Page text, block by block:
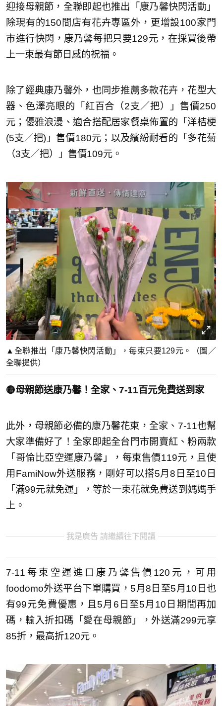
迎接母親節，全聯即起也推出「康乃馨快閃活動」
除現有的150間店有花卉專區外，更增設100家門
市進行快閃，康乃馨每把只要129元，在採買後帶
上一束最有節日感的祝福。
除了經典康乃馨外，也同步推薦多款花卉，花型大
器、色澤亮眼的「紅百合（2支／把）」售價250
元；優雅浪漫、適合搭配居家餐桌佈置的「洋桔梗
(5支／把)」售價180元；以及繽紛耐看的「多花菊
（3支／把）」售價109元。
▲全聯推出「康乃馨快閃活動」，每束只要129元。（圖／
全聯提供）
🟡母親節送康乃馨！全家、7-11百元免費送到家
此外，母親節必備的康乃馨花束，全家、7-11也幫
大家準備好了！全家即起全台門市開賣紅、粉兩款
「哥倫比亞空運康乃馨」，每束售價119元，且使
用FamiNow外送服務，剛好可以搭5月8日至10日
「滿99元就免運」，等於一束花就免費送到媽媽手
上。
我是廣告 請繼續往下閱讀
7-11每束空運進口康乃馨售價120元，可用
foodomo外送平台下單購買，5月8日至5月10日也
有99元免費優惠，且5月6日至5月10日期間再加
碼，輸入折扣碼「愛在母親節」，外送滿299元享
85折，最高折120元。